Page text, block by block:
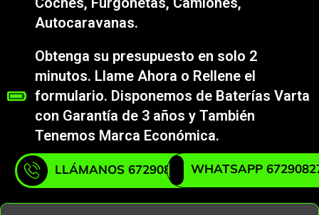
Autocaravanas.
Obtenga su presupuesto en solo 2
minutos. Llame Ahora o Rellene el
formulario. Disponemos de Baterías Varta
con Garantía de 3 años y También
Tenemos Marca Económica.
LLÁMANOS 672908271WHATSAPP